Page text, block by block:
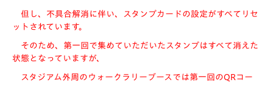
但し、不具合解消に伴い、スタンプカードの設定がすべてリセ
ットされています。
そのため、第一回で集めていただいたスタンプはすべて消えた
状態となっていますが、
スタジアム外周のウォークラリーブースでは第一回のQRコー